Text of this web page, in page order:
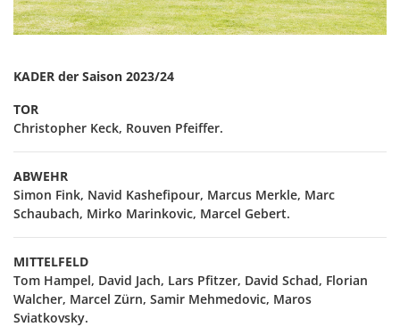
KADER der Saison 2023/24
TOR
Christopher Keck, Rouven Pfeiffer.
ABWEHR
Simon Fink, Navid Kashefipour, Marcus Merkle, Marc
Schaubach, Mirko Marinkovic, Marcel Gebert.
MITTELFELD
Tom Hampel, David Jach, Lars Pfitzer, David Schad, Florian
Walcher, Marcel Zürn, Samir Mehmedovic, Maros
Sviatkovsky.